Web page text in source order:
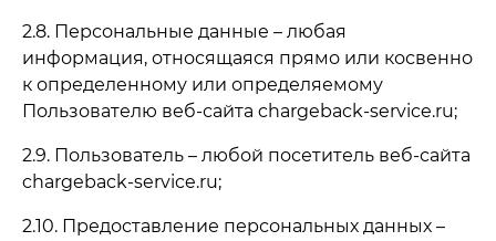
2.8. Персональные данные – любая
информация, относящаяся прямо или косвенно
к определенному или определяемому
Пользователю веб-сайта chargeback-service.ru;
2.9. Пользователь – любой посетитель веб-сайта
chargeback-service.ru;
2.10. Предоставление персональных данных –